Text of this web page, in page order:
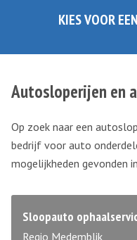
KIES VOOR
Autosloperijen en
Op zoek naar een
bedrijf voor auto
mogelijkheden gevonden
Sloopauto
Regio Medemblik